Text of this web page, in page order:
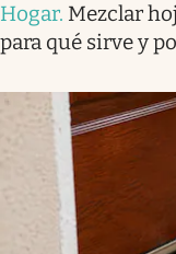
Hogar. Mezclar
para qué sirve y